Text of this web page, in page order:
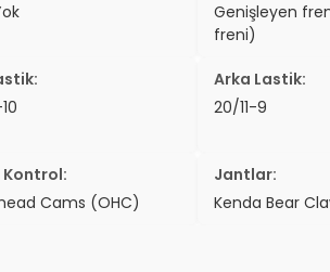
Genişleyen
freni)
Arka Lastik:
20/11-9
Kontrol:
Cams (OHC)
Jantlar:
Kenda Bear